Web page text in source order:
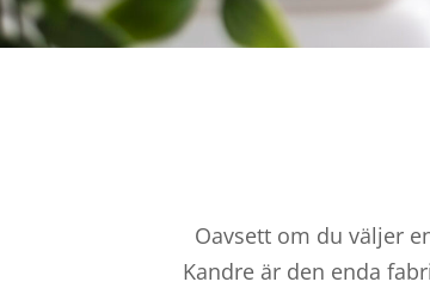
Oavsett om du väljer
Kandre är den enda